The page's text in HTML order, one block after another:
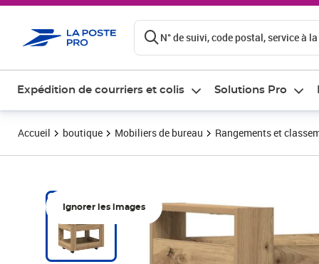
N° de suivi, code postal, service à
Expédition de courriers et colis Solutions Pro
Accueil boutique Mobiliers de bureau Rangements et
Ignorer les images